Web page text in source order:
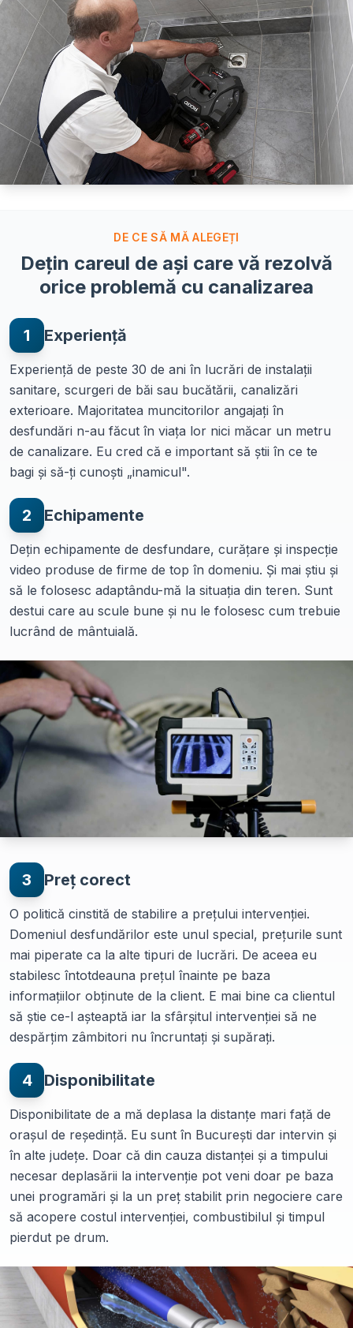
DE CE SĂ MĂ ALEGEȚI
Dețin careul de ași care vă rezolvă
orice problemă cu canalizarea
1 Experiență
Experiență de peste 30 de ani în lucrări de instalații
sanitare, scurgeri de băi sau bucătării, canalizări
exterioare. Majoritatea muncitorilor angajați în
desfundări n-au făcut în viața lor nici măcar un metru
de canalizare. Eu cred că e important să știi în ce te
bagi și să-ți cunoști „inamicul".
2 Echipamente
Dețin echipamente de desfundare, curățare și inspecție
video produse de firme de top în domeniu. Și mai știu și
să le folosesc adaptându-mă la situația din teren. Sunt
destui care au scule bune și nu le folosesc cum trebuie
lucrând de mântuială.
3 Preț corect
O politică cinstită de stabilire a prețului intervenției.
Domeniul desfundărilor este unul special, prețurile sunt
mai piperate ca la alte tipuri de lucrări. De aceea eu
stabilesc întotdeauna prețul înainte pe baza
informațiilor obținute de la client. E mai bine ca clientul
să știe ce-l așteaptă iar la sfârșitul intervenției să ne
despărțim zâmbitori nu încruntați și supărați.
4 Disponibilitate
Disponibilitate de a mă deplasa la distanțe mari față de
orașul de reședință. Eu sunt în București dar intervin și
în alte județe. Doar că din cauza distanței și a timpului
necesar deplasării la intervenție pot veni doar pe baza
unei programări și la un preț stabilit prin negociere care
să acopere costul intervenției, combustibilul și timpul
pierdut pe drum.